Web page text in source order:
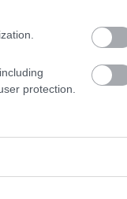
protection.
του
3, 5, 7
του
0, 2, 4, 6